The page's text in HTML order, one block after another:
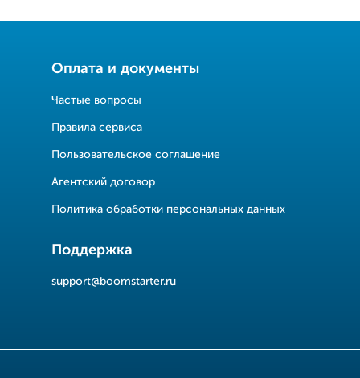
Оплата и документы
Частые вопросы
Правила сервиса
Пользовательское соглашение
Агентский договор
Политика обработки персональных данных
Поддержка
support@boomstarter.ru